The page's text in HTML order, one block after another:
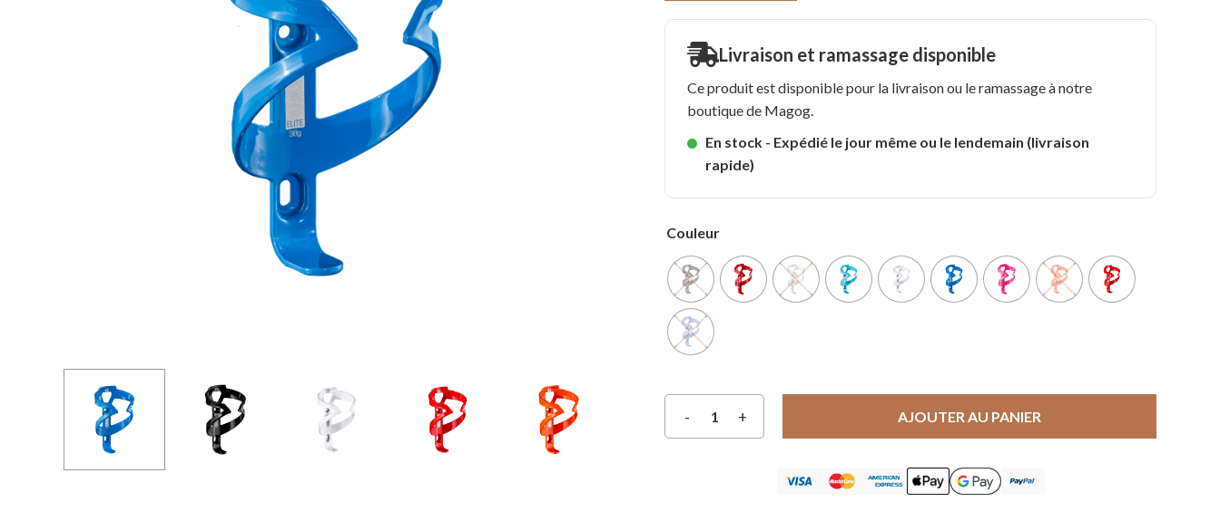
Livraison et ramassage disponible
Ce produit est disponible pour la livraison ou le ramassage à notre
boutique de Magog.
En stock - Expédié le jour même ou le lendemain (livraison
rapide)
Couleur
AJOUTER AU PANIER